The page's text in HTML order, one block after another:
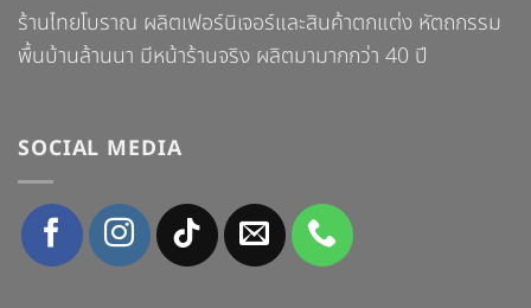
ร้านไทยโบราณ ผลิตเฟอร์นิเจอร์และสินค้าตกแต่ง หัตถกรรม
พื้นบ้านล้านนา มีหน้าร้านจริง ผลิตมามากกว่า 40 ปี
SOCIAL MEDIA